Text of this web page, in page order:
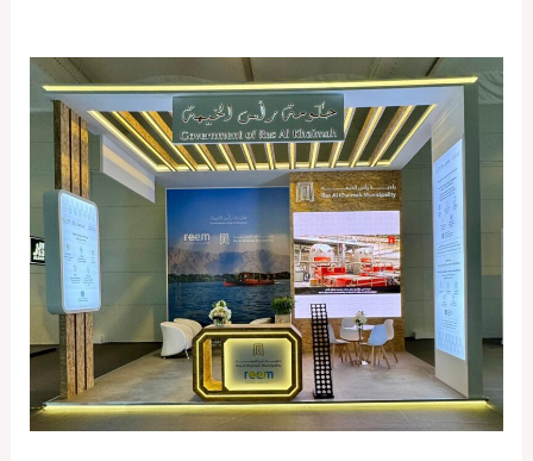
Rak
Energy
Summit
2024